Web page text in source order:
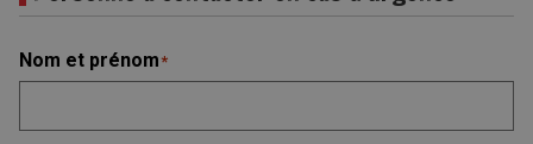
Nom et prénom*